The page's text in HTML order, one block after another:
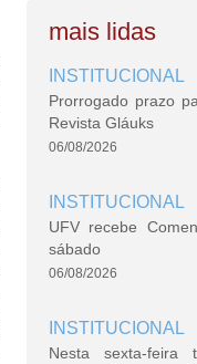
mais lidas
INSTITUCIONAL
Prorrogado prazo
Revista Gláuks
06/08/2026
INSTITUCIONAL
UFV recebe
sábado
06/08/2026
INSTITUCIONAL
Nesta sexta-